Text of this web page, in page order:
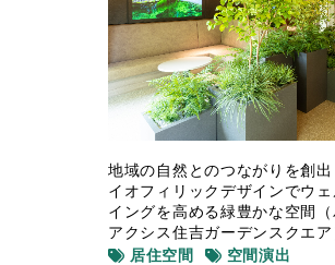
地域の自然とのつながりを創
イオフィリックデザインでウェ
イングを高める緑豊かな空間（
アクシス住吉ガーデンスクエア
居住空間
空間演出